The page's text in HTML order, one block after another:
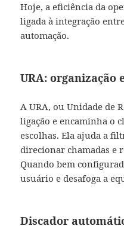
Hoje, a eficiência da
ligada à integração
automação.
URA: organização
A URA, ou Unidade de
ligação e encaminha o
escolhas. Ela ajuda a
direcionar chamadas e
Quando bem
usuário e desafoga a
Discador